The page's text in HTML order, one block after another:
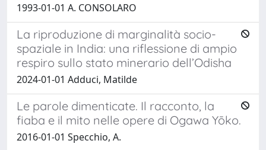
1993-01-01 A. CONSOLARO
La riproduzione di marginalità socio-
spaziale in India: una riflessione di ampio
respiro sullo stato minerario dell’Odisha
2024-01-01 Adduci, Matilde
Le parole dimenticate. Il racconto, la
fiaba e il mito nelle opere di Ogawa Yōko.
2016-01-01 Specchio, A.